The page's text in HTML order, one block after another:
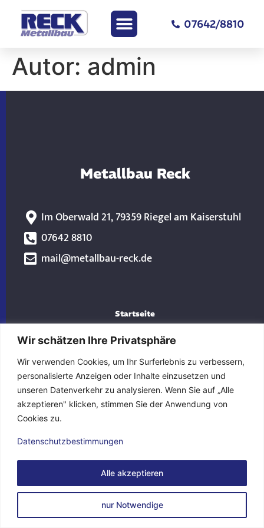
Wir schätzen Ihre Privatsphäre
Wir verwenden Cookies, um Ihr Surferlebnis zu verbessern,
personalisierte Anzeigen oder Inhalte einzusetzen und
unseren Datenverkehr zu analysieren. Wenn Sie auf „Alle
akzeptieren" klicken, stimmen Sie der Anwendung von
Cookies zu.
Datenschutzbestimmungen
nur Notwendige
Alle akzeptieren
07642/8810
Autor: admin
Metallbau Reck
Im Oberwald 21, 79359 Riegel am Kaiserstuhl
07642 8810
mail@metallbau-reck.de
Startseite
Unternehmen
Kontakt
Impressum
Datenschutzerklärung
Metallbau Reck2026